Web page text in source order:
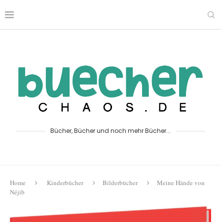
Bücher, Bücher und noch mehr Bücher...
Home Kinderbücher Bilderbücher
Meine Hände von
Néjib